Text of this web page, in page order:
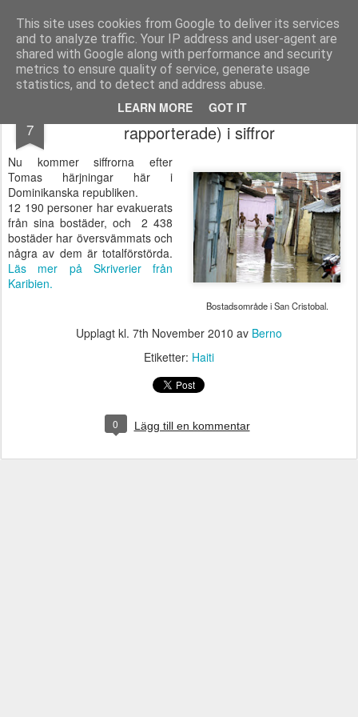
This site uses cookies from Google to deliver its services
and to analyze traffic. Your IP address and user-agent are
shared with Google along with performance and security
metrics to ensure quality of service, generate usage
statistics, and to detect and address abuse.
LEARN MORE GOT IT
berno.se
Startsida
7
Orkanen och koleran (över 500 dödsfall
rapporterade) i siffror
Bostadsområde i San Cristobal.
Nu kommer siffrorna efter
Tomas härjningar här i
Dominikanska republiken.
12 190 personer har evakuerats
från sina bostäder, och 2 438
bostäder har översvämmats och
några av dem är totalförstörda.
Läs mer på Skriverier från
Karibien.
Upplagt kl. 7th November 2010 av Berno
Etiketter: Haiti
0 Lägg till en kommentar